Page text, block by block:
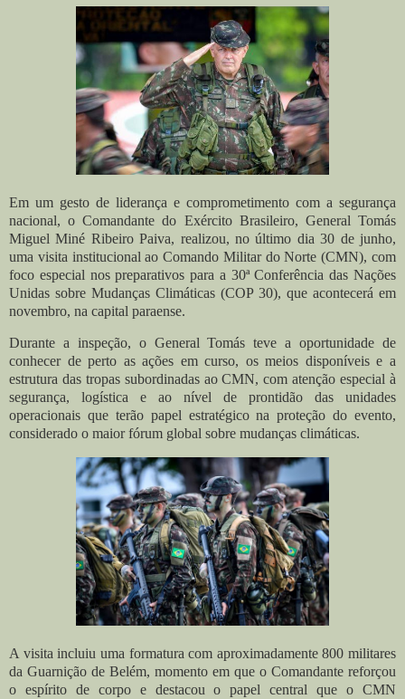
Em um gesto de liderança e comprometimento com a segurança
nacional, oComandante do Exército Brasileiro, General Tomás
Miguel Miné Ribeiro Paiva, realizou, no último dia 30 de junho,
uma visita institucional aoComando Militar do Norte (CMN), com
foco especial nos preparativos para a 30ª Conferência das Nações
Unidas sobre Mudanças Climáticas (COP 30), que acontecerá em
novembro, na capital paraense.
Durante a inspeção, o General Tomás teve a oportunidade de
conhecer de perto as ações em curso, os meios disponíveis e a
estrutura das tropas subordinadas ao CMN, com atenção especial à
segurança, logística e ao nível de prontidão das unidades
operacionais que terão papel estratégico na proteção do evento,
considerado o maior fórum global sobre mudanças climáticas.
A visita incluiu uma formatura com aproximadamente 800 militares
da Guarnição de Belém, momento em que o Comandante reforçou
o espírito de corpo e destacou o papel central que o CMN